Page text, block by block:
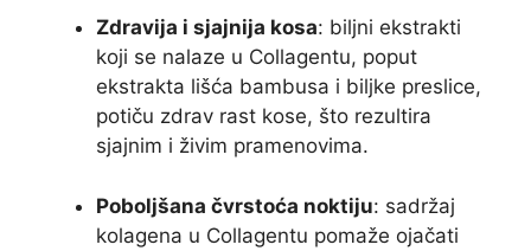
Zdravija i sjajnija kosa: biljni ekstrakti
koji se nalaze u Collagentu, poput
ekstrakta lišća bambusa i biljke preslice,
potiču zdrav rast kose, što rezultira
sjajnim i živim pramenovima.
Poboljšana čvrstoća noktiju: sadržaj
kolagena u Collagentu pomaže ojačati